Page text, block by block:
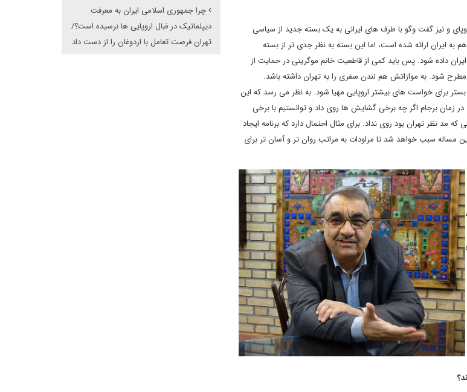
و نیز گفت وگو با طرف های ایرانی به یک بسته جدید از سیاسی
ایران ارائه شده است، اما این بسته به نظر جدی تر از بسته
داده شود. پس باید کمی از قاطعیت خانم موگرینی در حمایت از
مطرح شود. به موازاتش هم لندن سفری را به تهران داشته باشد.
برای خواست های بیشتر اروپایی مهیا شود. به نظر می رسد که این
زمان برجام اگر چه برخی گشایش ها روی داد و توانستیم با برخی
نظر تهران بود روی نداد. برای مثال احتمال دارد که برنامه ایجاد
مساله سبب خواهد شد تا مراودات به مراتب روان تر و آسان تر برای
چرا جمهوری اسلامی ایران به معرفت
دیپلماتیک در قبال اروپایی ها نرسیده است؟/
تهران فرصت تعامل با اردوغان را از دست داد